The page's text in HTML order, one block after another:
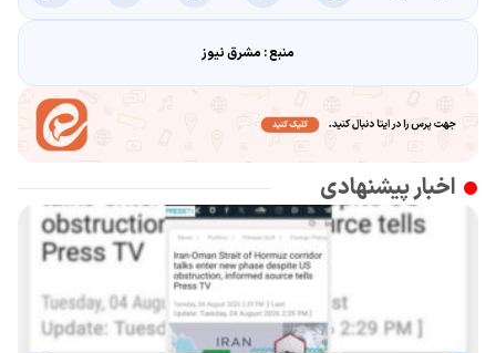
منبع : مشرق نیوز
اخبار پیشنهادی